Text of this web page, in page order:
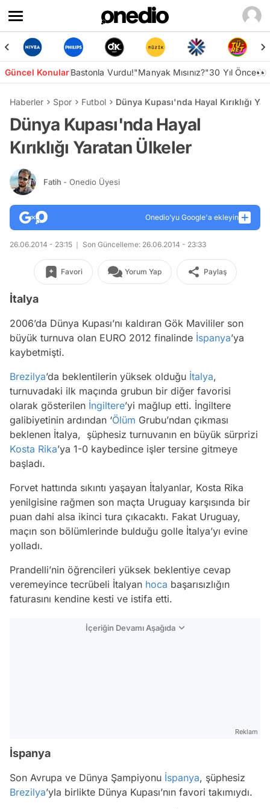
Güncel KonularBastonla Vurdu!"Manyak Mısınız?"30 Yıl Önce👀
Haberler Spor Futbol Dünya Kupası'nda Hayal Kırıklığı
Dünya Kupası'nda Hayal
Kırıklığı Yaratan Ülkeler
Fatih - Onedio Üyesi
Onedio’yu Google'a ekleyin
26.06.2014 - 23:15 Son Güncelleme: 26.06.2014 - 23:33
Favori Yorum Yap Paylaş
İtalya
2006’da Dünya Kupası’nı kaldıran Gök Mavililer son
büyük turnuva olan EURO 2012 finalinde İspanya’ya
kaybetmişti.
Brezilya’da beklentilerin yüksek olduğu İtalya,
turnuvadaki ilk maçında grubun bir diğer favorisi
olarak gösterilen İngiltere’yi mağlup etti. İngiltere
galibiyetinin ardından ‘Ölüm Grubu’ndan çıkması
beklenen İtalya, şüphesiz turnuvanın en büyük sürprizi
Kosta Rika’ya 1-0 kaybedince işler tersine gitmeye
başladı.
Forvet hattında sıkıntı yaşayan İtalyanlar, Kosta Rika
yenilgisine rağmen son maçta Uruguay karşısında bir
puan dahi alsa ikinci tura çıkacaktı. Fakat Uruguay,
maçın son bölümlerinde bulduğu golle İtalya’yı evine
yolladı.
Prandelli’nin öğrencileri yüksek beklentiye cevap
veremeyince tecrübeli İtalyan hoca başarısızlığın
faturasını kendine kesti ve istifa etti.
İçeriğin Devamı Aşağıda
Reklam
İspanya
Son Avrupa ve Dünya Şampiyonu İspanya, şüphesiz
Brezilya’yla birlikte Dünya Kupası’nın favori takımıydı.